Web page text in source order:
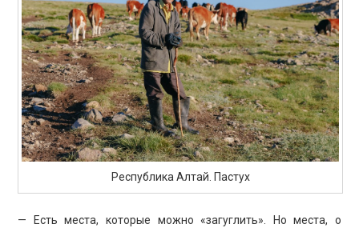
Республика Алтай. Пастух
— Есть места, которые можно «загуглить». Но места, о